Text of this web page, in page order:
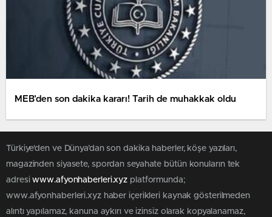
MEB’den son dakika kararı! Tarih de muhakkak oldu
Türkiye'den ve Dünya’dan son dakika haberler, köşe yazıları,
magazinden siyasete, spordan seyahate bütün konuların tek
adresiwww.afyonhaberleri.xyz platformunda;
www.afyonhaberleri.xyz haber içerikleri kaynak gösterilmeden
alıntı yapılamaz, kanuna aykırı ve izinsiz olarak kopyalanamaz,